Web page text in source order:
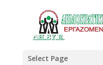
Select Page